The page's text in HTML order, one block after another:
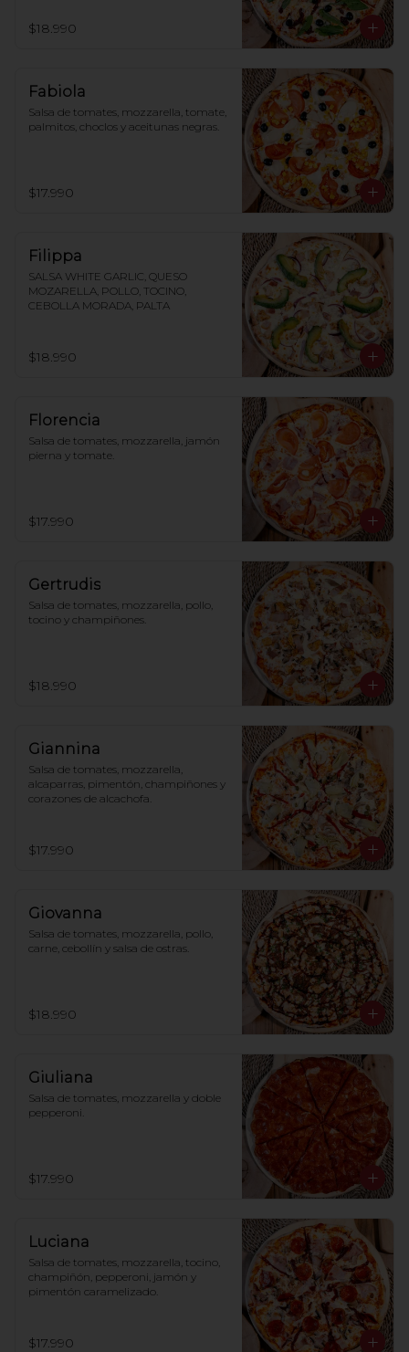
$18.990
Fabiola
Salsa de tomates, mozzarella, tomate,
palmitos, choclos y aceitunas negras.
$17.990
Filippa
SALSA WHITE GARLIC, QUESO
MOZARELLA, POLLO, TOCINO,
CEBOLLA MORADA, PALTA
$18.990
Florencia
Salsa de tomates, mozzarella, jamón
pierna y tomate.
$17.990
Gertrudis
Salsa de tomates, mozzarella, pollo,
tocino y champiñones.
$18.990
Giannina
Salsa de tomates, mozzarella,
alcaparras, pimentón, champiñones y
corazones de alcachofa.
$17.990
Giovanna
Salsa de tomates, mozzarella, pollo,
carne, cebollín y salsa de ostras.
$18.990
Giuliana
Salsa de tomates, mozzarella y doble
pepperoni.
$17.990
Luciana
Salsa de tomates, mozzarella, tocino,
champiñón, pepperoni, jamón y
pimentón caramelizado.
$17.990